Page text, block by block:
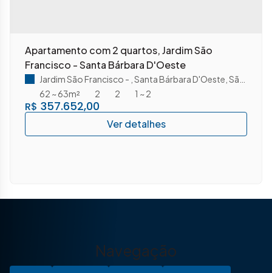
Apartamento com 2 quartos, Jardim São
Francisco - Santa Bárbara D'Oeste
R$ 357.652,00
Jardim São Francisco Santa Bárbara D'Oeste São Paulo
2
2
62 ~ 63m² 1 ~ 2
Navegação